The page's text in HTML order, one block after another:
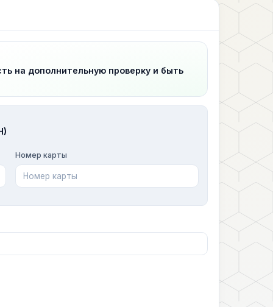
на дополнительную проверку и быть
Номер карты